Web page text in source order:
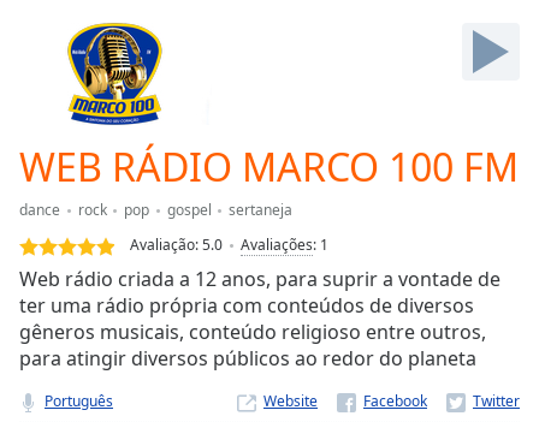
Backward
Current
Time0:00
Loaded:
0.00%
Stream
TypeLIVE
Seek to
currently
behind
WEB RÁDIO MARCO 100 FM
dance rock pop gospel
sertaneja
Avaliação:5.0 Avaliações: 1
Web rádio criada a 12 anos, para suprir a vontade de
ter uma rádio própria com conteúdos de diversos
gêneros musicais, conteúdo religioso entre outros,
para atingir diversos públicos ao redor do planeta
Português Website